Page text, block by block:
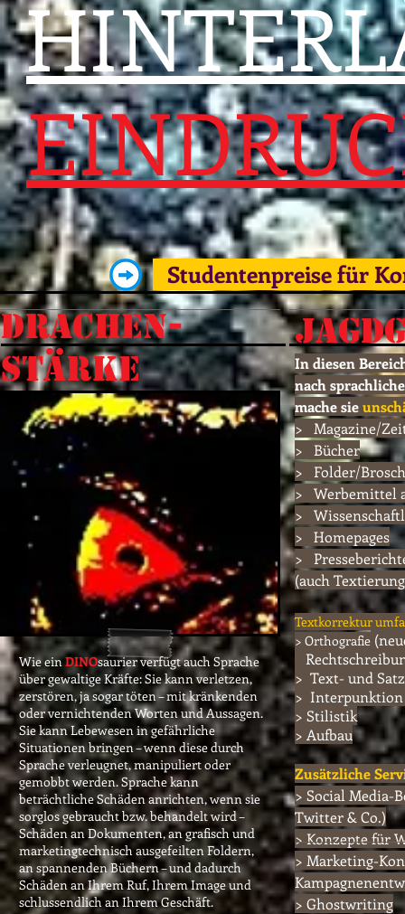
Studentenpreise für
DRACHEN-
STÄRKE
Wie einDINOsaurier verfügt auch Sprache
über gewaltige Kräfte: Sie kann verletzen,
zerstören, ja sogar töten – mit kränkenden
oder vernichtenden Worten und Aussagen.
Sie kann Lebewesen in gefährliche
Situationen bringen – wenn diese durch
Sprache verleugnet, manipuliert oder
gemobbt werden. Sprache kann
beträchtliche Schäden anrichten, wenn sie
sorglos gebraucht bzw. behandelt wird –
Schäden an Dokumenten, an grafisch und
marketingtechnisch ausgefeilten Foldern,
an spannenden Büchern – und dadurch
Schäden an Ihrem Ruf, Ihrem Image und
schlussendlich an Ihrem Geschäft.
In diesen
nach
mache sie
> Magazine/
​> Bücher
​> Folder/
​> Werbemittel
​>
​> Homepages
​>
(auch
Textkorrektur
> Orthografie
> Text- und
> Interpunktion
> Stilistik
> Aufbau
Zusätzliche
> Social Media-
Twitter & Co.)
> Konzepte für
> Marketing-
> Ghostwriting